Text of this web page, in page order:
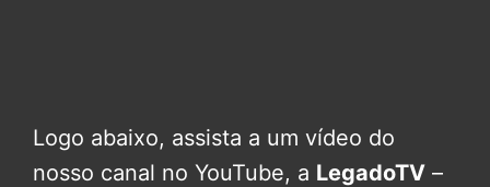
Logo abaixo, assista a um vídeo do
nosso canal no YouTube, a LegadoTV –